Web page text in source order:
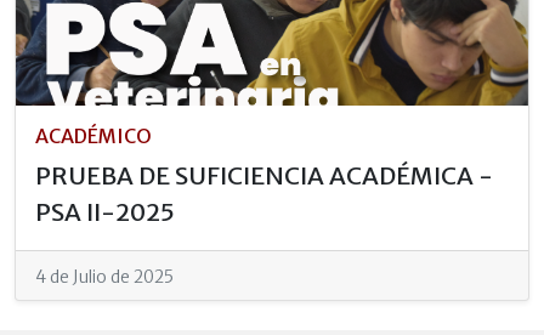
ACADÉMICO
PRUEBA DE SUFICIENCIA ACADÉMICA -
PSA II-2025
4 de Julio de 2025